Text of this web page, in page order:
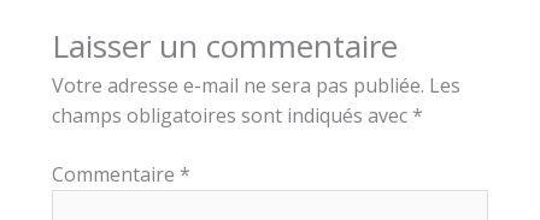
Laisser un commentaire
Votre adresse e-mail ne sera pas publiée. Les
champs obligatoires sont indiqués avec *
Commentaire *